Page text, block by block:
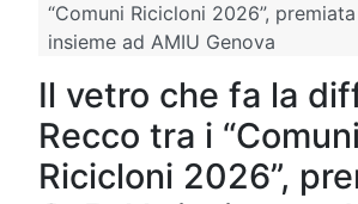
“Comuni Ricicloni 2026”,
insieme ad AMIU Genova
Il vetro che fa la
Recco tra i “Comuni
Ricicloni 2026”,